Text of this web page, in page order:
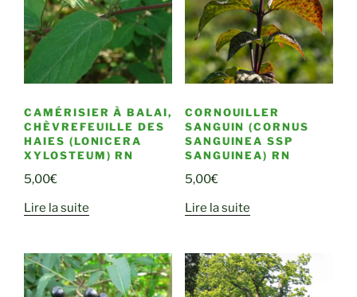
CAMÉRISIER À BALAI,
CHÈVREFEUILLE DES
HAIES (LONICERA
XYLOSTEUM) RN
5,00€
Lire la suite
CORNOUILLER
SANGUIN (CORNUS
SANGUINEA SSP
SANGUINEA) RN
5,00€
Lire la suite